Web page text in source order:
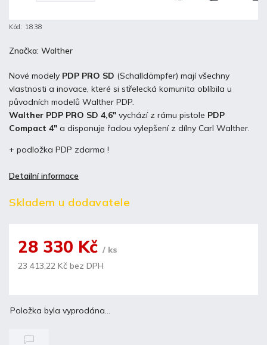
Kód: 1838
Nové modely PDP PRO SD (Schalldämpfer) mají všechny
vlastnosti a inovace, které si střelecká komunita oblíbila u
původních modelů Walther PDP.
Walther PDP PRO SD 4,6" vychází z rámu pistole PDP
Compact 4" a disponuje řadou vylepšení z dílny Carl Walther.
+ podložka PDP zdarma !
Detailní informace
Značka: Walther
Skladem u dodavatele
28 330 Kč / ks
23 413,22 Kč bez DPH
Položka byla vyprodána…